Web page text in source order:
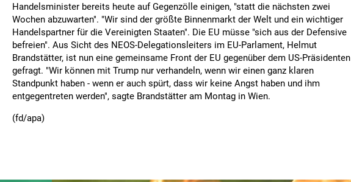
Handelsminister bereits heute auf Gegenzölle einigen, "statt die nächsten zwei
Wochen abzuwarten". "Wir sind der größte Binnenmarkt der Welt und ein wichtiger
Handelspartner für die Vereinigten Staaten". Die EU müsse "sich aus der Defensive
befreien". Aus Sicht des NEOS-Delegationsleiters im EU-Parlament, Helmut
Brandstätter, ist nun eine gemeinsame Front der EU gegenüber dem US-Präsidenten
gefragt. "Wir können mit Trump nur verhandeln, wenn wir einen ganz klaren
Standpunkt haben - wenn er auch spürt, dass wir keine Angst haben und ihm
entgegentreten werden", sagte Brandstätter am Montag in Wien.
(fd/apa)